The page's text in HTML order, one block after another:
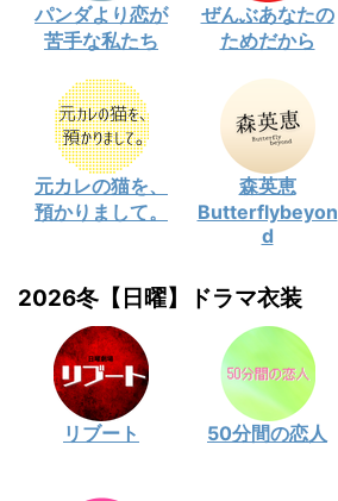
パンダより恋が
苦手な私たち
ぜんぶあなたの
ためだから
元カレの猫を、
預かりまして。
森英恵
Butterflybeyon
d
2026冬【日曜】ドラマ衣装
リブート 50分間の恋人